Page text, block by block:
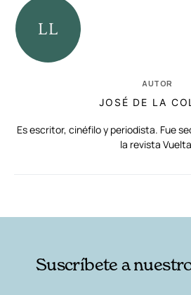
AUTOR
JOSÉ DE LA
Es escritor, cinéfilo y periodista. Fue
la revista
Suscríbete a